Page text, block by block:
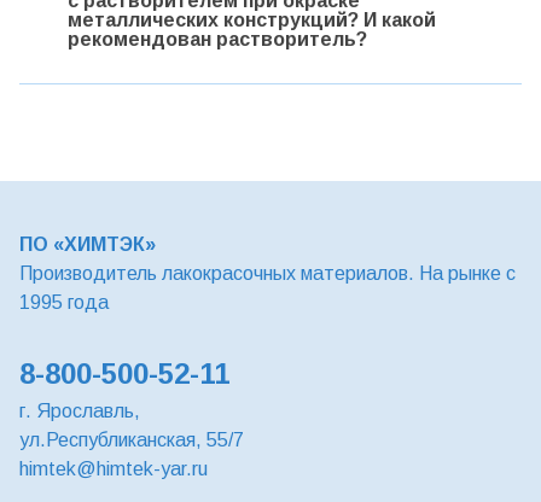
металлических конструкций? И какой
рекомендован растворитель?
ПО «ХИМТЭК»
Производитель лакокрасочных материалов. На рынке с
1995 года
8-800-500-52-11
г. Ярославль,
ул.Республиканская, 55/7
himtek@himtek-yar.ru